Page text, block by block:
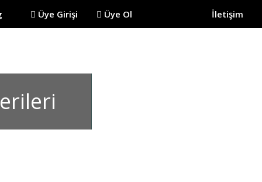
Üye Girişi Üye Ol İletişim